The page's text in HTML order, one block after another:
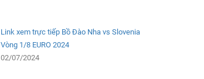
Link xem trực tiếp Bồ Đào Nha vs Slovenia
Vòng 1/8 EURO 2024
02/07/2024